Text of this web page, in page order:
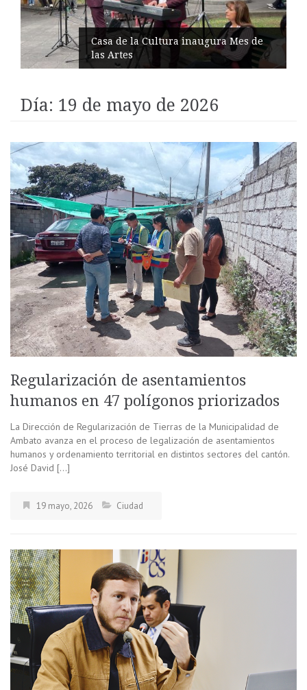
IESS entrega insulina entre reclamos
medicinales
Día: 19 de mayo de 2026
Regularización de asentamientos
humanos en 47 polígonos priorizados
La Dirección de Regularización de Tierras de la Municipalidad de
Ambato avanza en el proceso de legalización de asentamientos
humanos y ordenamiento territorial en distintos sectores del cantón.
José David […]
19 mayo, 2026 Ciudad